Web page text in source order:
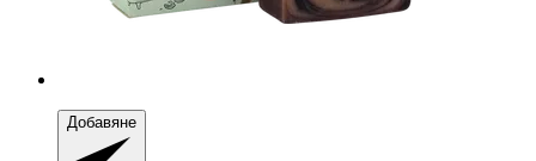
Добавяне